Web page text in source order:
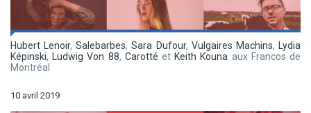
Hubert Lenoir,Salebarbes,Sara Dufour, Vulgaires Machins, Lydia
Képinski, Ludwig Von 88, Carotté et Keith Kouna aux Francos de
Montréal
10 avril 2019